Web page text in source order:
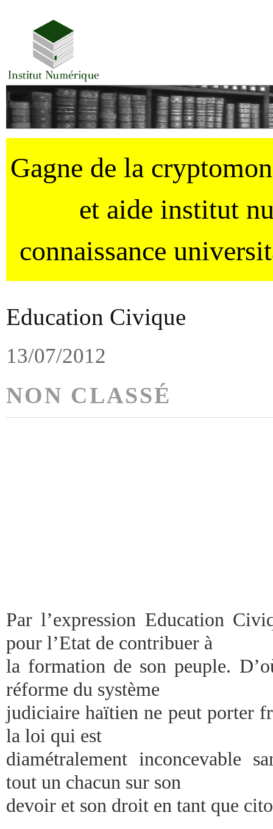
Gagne de la
et aide institut
connaissance
Education Civique
13/07/2012
NON CLASSÉ
Par l’expression Education
pour l’Etat de contribuer à
la formation de son peuple.
réforme du système
judiciaire haïtien ne peut porter
la loi qui est
diamétralement inconcevable
tout un chacun sur son
devoir et son droit en tant que